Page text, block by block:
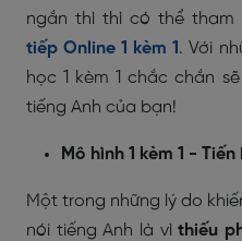
ngắn thì thì có thể tham
tiếp Online 1 kèm 1 . Với
học 1 kèm 1 chắc chắn
tiếng Anh của bạn!
Mô hình 1 kèm 1 -
Một trong những lý do
nói tiếng Anh là vìthiếu